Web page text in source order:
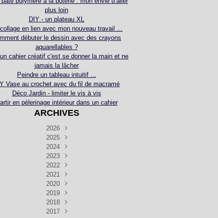
plus loin
DIY - un plateau XL
en lien avec mon nouveau travail ...
débuter le dessin avec des crayons
aquarellables ?
cahier créatif c'est se donner la main et ne
jamais la lâcher
Peindre un tableau intuitif ...
Vase au crochet avec du fil de macramé
Déco Jardin - limiter le vis à vis
en pèlerinage intérieur dans un cahier
ARCHIVES
2026
Juillet(5)
Juin
(4)
Mai
(3)
Avril
(3)
Mars
(3)
Janvier(1)
2025
Décembre
Novembre
Octobre
Septembre
Août
(1)
Juillet(2)
Juin
(1)
Mai
(1)
2024
Décembre
Novembre
Octobre
Septembre
Août
(2)
Juillet(4)
Juin
(4)
2023
Décembre
Novembre
Octobre
Septembre
Août
(2)
Juillet(1)
2022
Décembre
Novembre
Octobre
Septembre
Août
(4)
2021
Décembre
Novembre
Septembre
Août
(2)
2020
Décembre
Novembre
Octobre
2019
Décembre
Novembre
2018
Décembre
2017